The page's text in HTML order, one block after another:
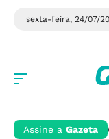
sexta-feira, 24/07/
Assine a Gazeta